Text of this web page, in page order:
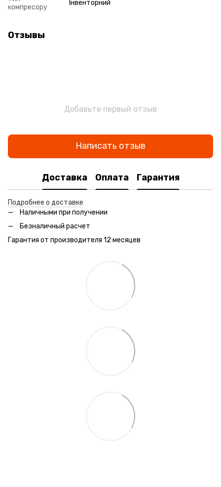
компресору
Інвенторний
Отзывы
Добавьте первый отзыв
Написать отзыв
Доставка Оплата Гарантия
Подробнее о доставке
Наличными при получении
Безналичный расчет
Гарантия от производителя 12 месяцев